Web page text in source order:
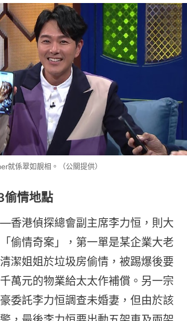
就係翠如靚相。（公關提供）
偷情地點
香港偵探總會副主席李力恒，則大
偷情奇案」，第一單是某企業大老
潔姐姐於垃圾房偷情，被踢爆後要
萬元的物業給太太作補償。另一宗
委託李力恒調查未婚妻，但由於該